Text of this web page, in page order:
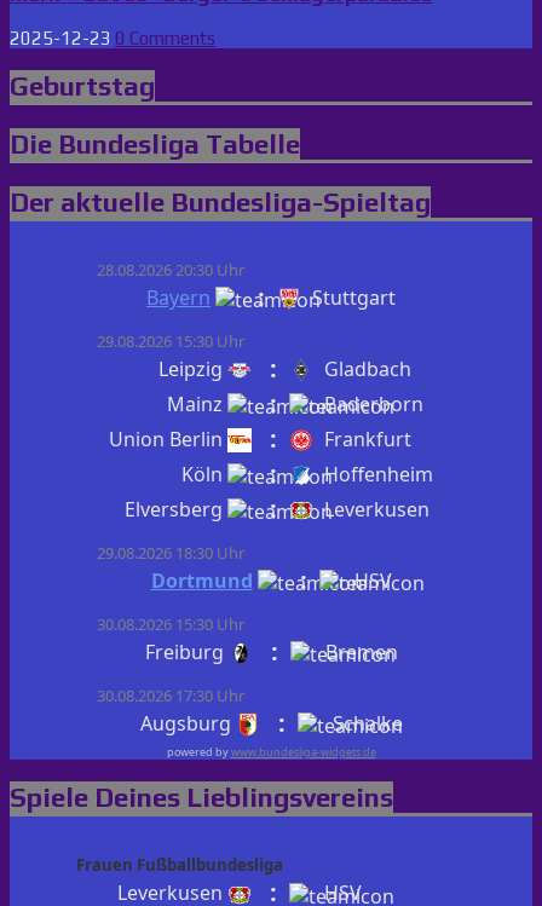
2025-12-23 0 Comments
Geburtstag
Die Bundesliga Tabelle
Der aktuelle Bundesliga-Spieltag
28.08.2026 20:30 Uhr
Bayern : Stuttgart
29.08.2026 15:30 Uhr
Leipzig :
Gladbach
Mainz
:
Paderborn
Union Berlin
:
Frankfurt
Köln
:
Hoffenheim
Elversberg
: Leverkusen
29.08.2026 18:30 Uhr
Dortmund : HSV
30.08.2026 15:30 Uhr
Freiburg : Bremen
30.08.2026 17:30 Uhr
Augsburg : Schalke
powered bywww.bundesliga-widgets.de
Spiele Deines Lieblingsvereins
Frauen Fußballbundesliga
Leverkusen : HSV